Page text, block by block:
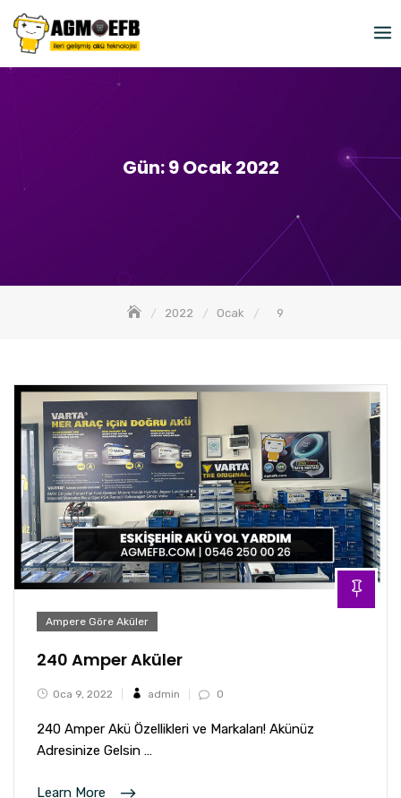
Skip
content
Gün:9 Ocak 2022
2022 Ocak 9
Ampere Göre Aküler
240 Amper Aküler
Oca 9, 2022 admin 0
240 Amper Akü Özellikleri ve Markaları! Akünüz
Adresinize Gelsin …
Learn More